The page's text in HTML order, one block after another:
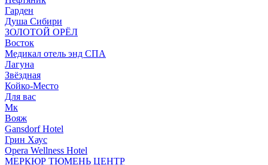
Гарден
Душа Сибири
ЗОЛОТОЙ ОРЁЛ
Восток
Медикал отель энд СПА
Лагуна
Звёздная
Койко-Место
Для вас
Мк
Вояж
Gansdorf Hotel
Грин Хаус
Opera Wellness Hotel
МЕРКЮР ТЮМЕНЬ ЦЕНТР